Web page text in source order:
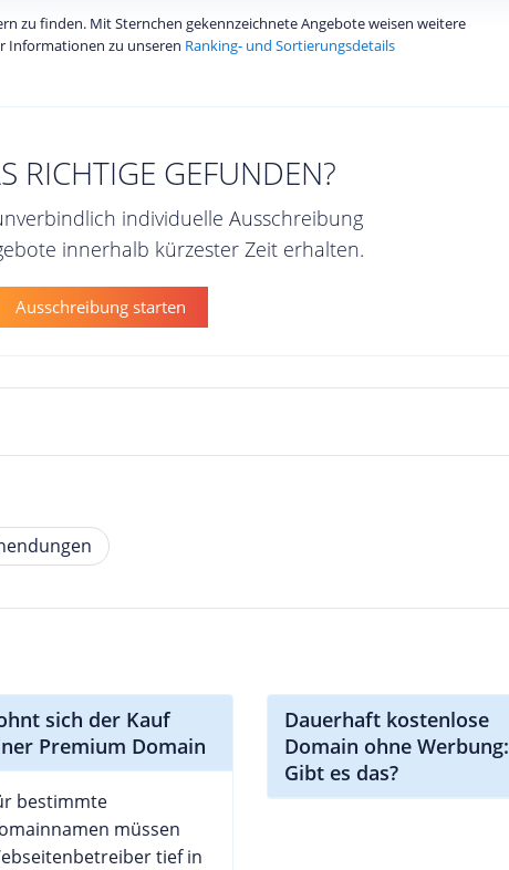
zu finden. Mit Sternchen gekennzeichnete Angebote weisen weitere
Informationen zu unseren Ranking- und Sortierungsdetails
RICHTIGE GEFUNDEN?
individuelle Ausschreibung
innerhalb kürzester Zeit erhalten.
Ausschreibung starten
sich der Kauf
Premium Domain
bestimmte
müssen
tief in
Dauerhaft kostenlose
Domain ohne Werbung:
Gibt es das?